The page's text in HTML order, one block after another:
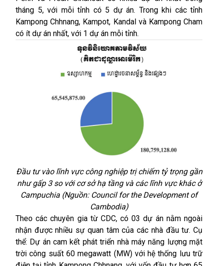
tháng 5, với mỗi tỉnh có 5 dự án. Trong khi các tỉnh
Kampong Chhnang, Kampot, Kandal và Kampong Cham
có ít dự án nhất, với 1 dự án mỗi tỉnh.
Đầu tư vào lĩnh vực công nghiệp trị chiếm tỷ trọng gần
như gấp 3 so với cơ sở hạ tầng và các lĩnh vực khác ở
Campuchia (Nguồn: Council for the Development of
Cambodia)
Theo các chuyên gia từ CDC, có 03 dự án nằm ngoài
nhận được nhiều sự quan tâm của các nhà đầu tư. Cụ
thể: Dự án cam kết phát triển nhà máy năng lượng mặt
trời công suất 60 megawatt (MW) với hệ thống lưu trữ